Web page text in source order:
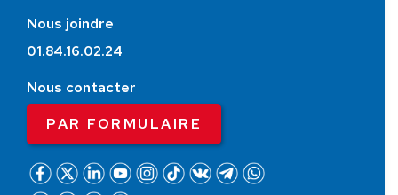
Nous joindre
01.84.16.02.24
Nous contacter
PAR FORMULAIRE